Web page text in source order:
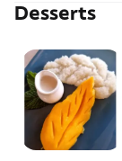
Desserts